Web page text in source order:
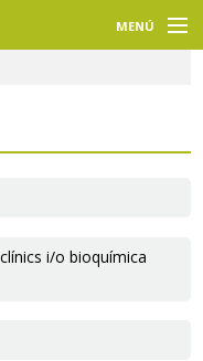
MENÚ
i/o bioquímica